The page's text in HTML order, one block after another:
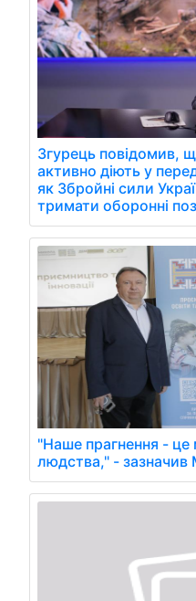
Згурець повідомив,
активно діють у
як Збройні сили
тримати оборонні
"Наше прагнення - це
людства," -